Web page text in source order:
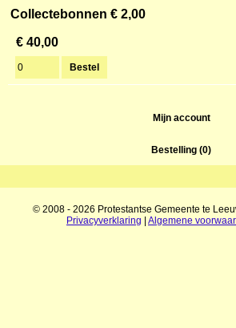
Collectebonnen € 2,00
€ 40,00
Mijn account
Bestelling (0)
© 2008 - 2026 Protestantse Gemeente te
Privacyverklaring | Algemene